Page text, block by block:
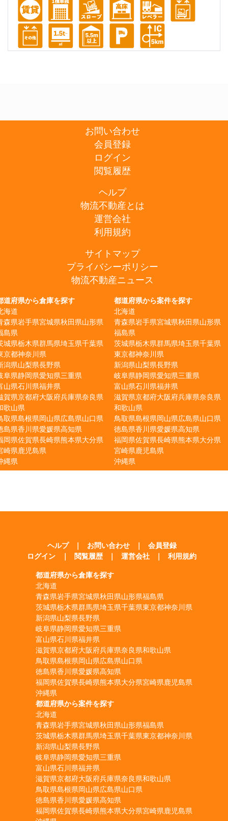
お問い合わせ
会員登録
ログイン
閲覧履歴
ヘルプ
物流不動産とは
運営会社
利用規約
サイトマップ
プライバシーポリシー
物流不動産ニュース
道府県から倉庫を探す
海道
森県岩手県宮城県秋田県山形県
島県
城県栃木県群馬県埼玉県千葉県
京都神奈川県
潟県山梨県長野県
阜県静岡県愛知県三重県
山県石川県福井県
賀県京都府大阪府兵庫県奈良県
歌山県
取県島根県岡山県広島県山口県
島県香川県愛媛県高知県
岡県佐賀県長崎県熊本県大分県
崎県鹿児島県
縄県
都道府県から案件を探す
北海道
青森県岩手県宮城県秋田県山形県
福島県
茨城県栃木県群馬県埼玉県千葉県
東京都神奈川県
新潟県山梨県長野県
岐阜県静岡県愛知県三重県
富山県石川県福井県
滋賀県京都府大阪府兵庫県奈良県
和歌山県
鳥取県島根県岡山県広島県山口県
徳島県香川県愛媛県高知県
福岡県佐賀県長崎県熊本県大分県
宮崎県鹿児島県
沖縄県
ヘルプ ｜ お問い合わせ ｜
会員登録
ログイン
｜ 閲覧履歴 ｜ 運営会社 ｜ 利用規約
都道府県から倉庫を探す
北海道
青森県岩手県宮城県秋田県山形県福島県
茨城県栃木県群馬県埼玉県千葉県東京都神奈川県
新潟県山梨県長野県
岐阜県静岡県愛知県三重県
富山県石川県福井県
滋賀県京都府大阪府兵庫県奈良県和歌山県
鳥取県島根県岡山県広島県山口県
徳島県香川県愛媛県高知県
福岡県佐賀県長崎県熊本県大分県宮崎県鹿児島県
沖縄県
都道府県から案件を探す
北海道
青森県岩手県宮城県秋田県山形県福島県
茨城県栃木県群馬県埼玉県千葉県東京都神奈川県
新潟県山梨県長野県
岐阜県静岡県愛知県三重県
富山県石川県福井県
滋賀県京都府大阪府兵庫県奈良県和歌山県
鳥取県島根県岡山県広島県山口県
徳島県香川県愛媛県高知県
福岡県佐賀県長崎県熊本県大分県宮崎県鹿児島県